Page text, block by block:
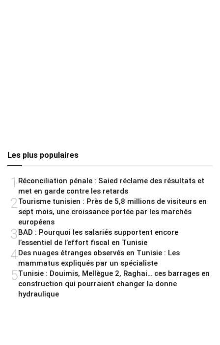
Les plus populaires
1 Réconciliation pénale : Saied réclame des résultats et
met en garde contre les retards
2 Tourisme tunisien : Près de 5,8 millions de visiteurs en
sept mois, une croissance portée par les marchés
européens
3BAD : Pourquoi les salariés supportent encore
l’essentiel de l’effort fiscal en Tunisie
4Des nuages étranges observés en Tunisie : Les
mammatus expliqués par un spécialiste
5Tunisie : Douimis, Mellègue 2, Raghai… ces barrages en
construction qui pourraient changer la donne
hydraulique